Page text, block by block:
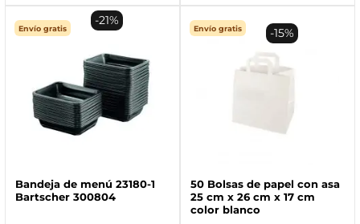
Envío gratis
Bandeja de menú 23180-1
Bartscher 300804
-21%
Envío gratis
50 Bolsas de papel con asa
25 cm x 26 cm x 17 cm
color blanco
-15%